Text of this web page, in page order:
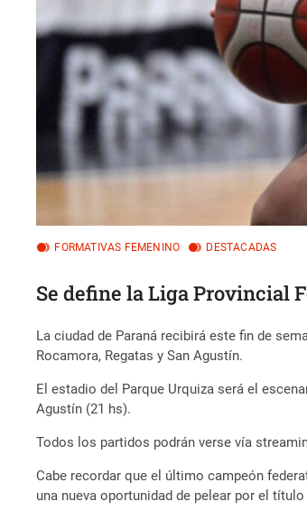
FORMATIVAS FEMENINO DESTACADAS
Se define la Liga Provincial
La ciudad de Paraná recibirá este fin de
Rocamora, Regatas y San Agustín.
El estadio del Parque Urquiza será el
Agustín (21 hs).
Todos los partidos podrán verse vía
Cabe recordar que el último campeón
una nueva oportunidad de pelear por el